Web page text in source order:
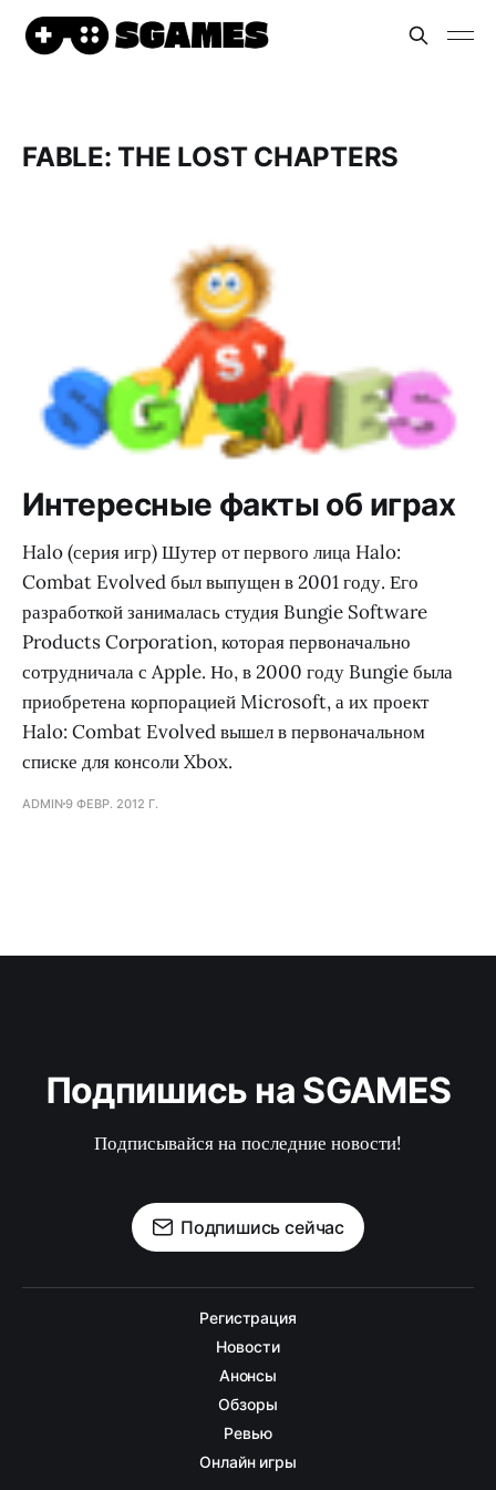
FABLE: THE LOST CHAPTERS
Интересные факты об играх
Halo (серия игр) Шутер от первого лица Halo:
Combat Evolved был выпущен в 2001 году. Его
разработкой занималась студия Bungie Software
Products Corporation, которая первоначально
сотрудничала с Apple. Но, в 2000 году Bungie была
приобретена корпорацией Microsoft, а их проект
Halo: Combat Evolved вышел в первоначальном
списке для консоли Xbox.
ADMIN9 ФЕВР. 2012 Г.
Подпишись на SGAMES
Подписывайся на последние новости!
Подпишись сейчас
Регистрация
Новости
Анонсы
Обзоры
Ревью
Онлайн игры